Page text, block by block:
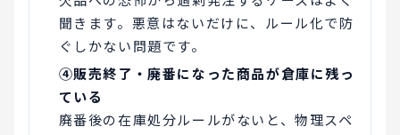
聞きます。悪意はないだけに、ルール化で防
ぐしかない問題です。
④販売終了・廃番になった商品が倉庫に残っ
ている
廃番後の在庫処分ルールがないと、物理スペ